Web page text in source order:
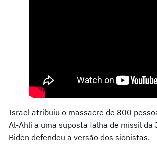
Israel atribuiu o massacre de 800
Al-Ahli a uma suposta falha de míssil da
Biden defendeu a versão dos sionistas.